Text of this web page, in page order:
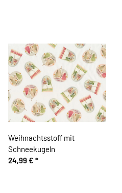
Weihnachtsstoff mit
Schneekugeln
24,99 € *